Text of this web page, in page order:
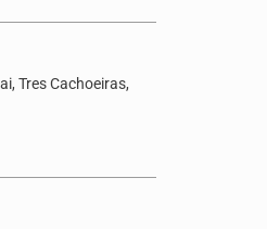
Tres Cachoeiras,